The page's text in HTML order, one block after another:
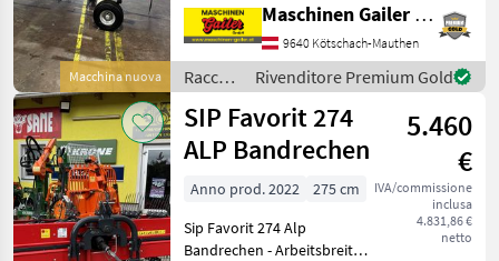
Macchina nuova
Larghezza di lavoro 230 cm
* Larghezza esterna 275 cm
* Peso proprio 334 kg * 5
denti per fila
Maschinen Gailer GmbH
9640 Kötschach-Mauthen
Raccolta
mangimi
/ SIP
Rivenditore Premium Gold
SIP Favorit 274
ALP Bandrechen
5.460
€
IVA/commissione
inclusa
4.831,86 €
netto
Anno prod. 2022
275 cm
Sip Favorit 274 Alp
Bandrechen - Arbeitsbreite